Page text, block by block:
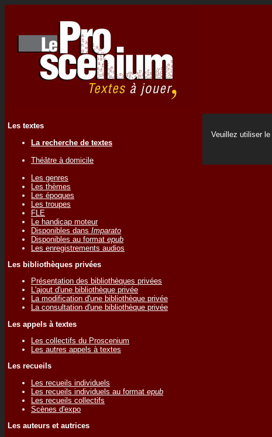
Les textes
La recherche de textes
Théâtre à domicile
Les genres
Les thèmes
Les époques
Les troupes
FLE
Le handicap moteur
Disponibles dans Imparato
Disponibles au format epub
Les enregistrements audios
Les bibliothèques privées
Présentation des bibliothèques privées
L'ajout d'une bibliothèque privée
La modification d'une bibliothèque privée
La consultation d'une bibliothèque privée
Les appels à textes
Les collectifs du Proscenium
Les autres appels à textes
Les recueils
Les recueils individuels
Les recueils individuels au format epub
Les recueils collectifs
Scènes d'expo
Les auteurs et autrices
Veuillez utiliser le